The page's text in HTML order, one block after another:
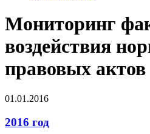
Мониторинг
воздействия
правовых актов
01.01.2016
2016 год